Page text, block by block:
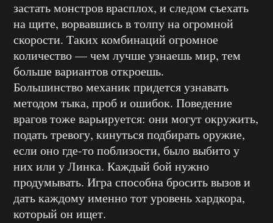
застать монстров врасплох, и следом съехать
на щите, ворвавшись в толпу на огромной
скорости. Таких комбинаций огромное
количество — чем лучше узнаешь мир, тем
больше вариантов откроешь.
Большинство механик придется узнавать
методом тыка, проб и ошибок. Поведение
врагов тоже варьируется: они могут окружить,
подать тревогу, кинуться подбирать оружие,
если оно где-то поблизости, было выбито у
них или у Линка. Каждый бой нужно
продумывать. Игра способна бросить вызов и
дать каждому именно тот уровень хардкора,
который он ищет.